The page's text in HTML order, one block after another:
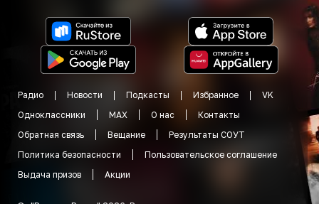
Радио Новости Подкасты Избранное
VK
Одноклассники
MAX О нас
Контакты
Обратная связь
Вещание
Результаты СОУТ
Политика безопасности
Пользовательское соглашение
Выдача призов
Акции